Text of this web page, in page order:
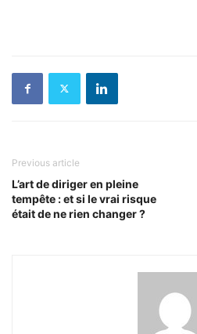
Previous article
L’art de diriger en pleine
tempête : et si le vrai risque
était de ne rien changer ?